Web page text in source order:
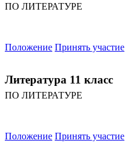
ПО ЛИТЕРАТУРЕ
Положение Принять участие
Литература 11 класс
ПО ЛИТЕРАТУРЕ
Положение Принять участие